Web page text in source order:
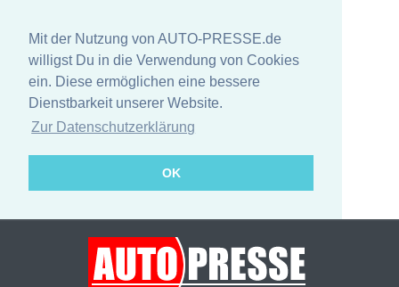
Mit der Nutzung von AUTO-PRESSE.de
willigst Du in die Verwendung von Cookies
ein. Diese ermöglichen eine bessere
Dienstbarkeit unserer Website.
Zur Datenschutzerklärung
OK